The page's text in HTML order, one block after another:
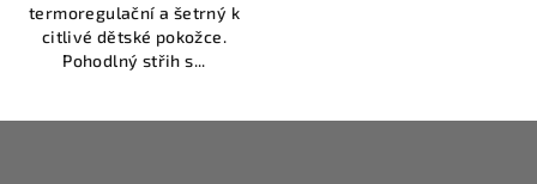
termoregulační a šetrný k
citlivé dětské pokožce.
Pohodlný střih s...